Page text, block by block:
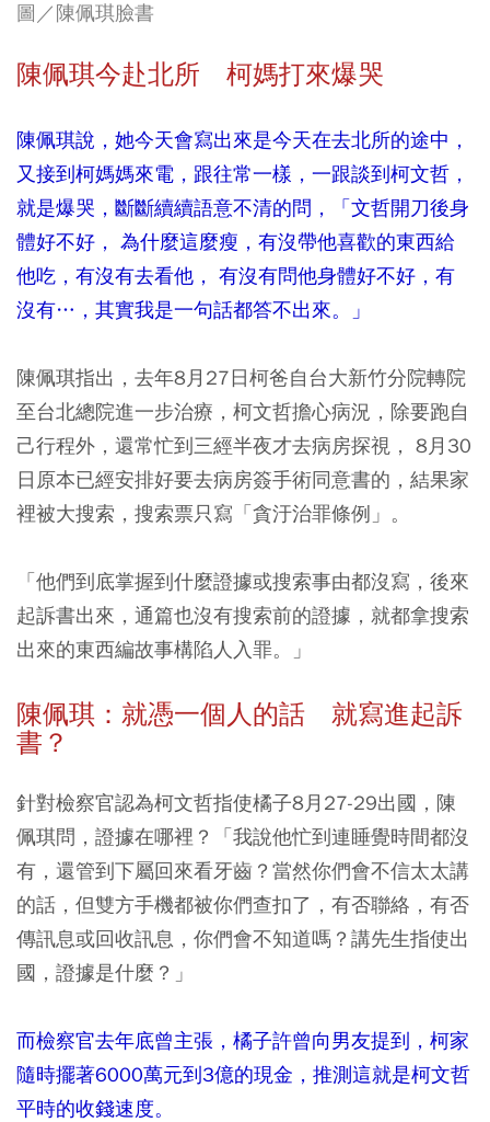
圖／陳佩琪臉書
陳佩琪今赴北所 柯媽打來爆哭
陳佩琪說，她今天會寫出來是今天在去北所的途中，
又接到柯媽媽來電，跟往常一樣，一跟談到柯文哲，
就是爆哭，斷斷續續語意不清的問，「文哲開刀後身
體好不好， 為什麼這麼瘦，有沒帶他喜歡的東西給
他吃，有沒有去看他， 有沒有問他身體好不好，有
沒有…，其實我是一句話都答不出來。」
陳佩琪指出，去年8月27日柯爸自台大新竹分院轉院
至台北總院進一步治療，柯文哲擔心病況，除要跑自
己行程外，還常忙到三經半夜才去病房探視， 8月30
日原本已經安排好要去病房簽手術同意書的，結果家
裡被大搜索，搜索票只寫「貪汙治罪條例」。
「他們到底掌握到什麼證據或搜索事由都沒寫，後來
起訴書出來，通篇也沒有搜索前的證據，就都拿搜索
出來的東西編故事構陷人入罪。」
陳佩琪：就憑一個人的話 就寫進起訴
書？
針對檢察官認為柯文哲指使橘子8月27-29出國，陳
佩琪問，證據在哪裡？「我說他忙到連睡覺時間都沒
有，還管到下屬回來看牙齒？當然你們會不信太太講
的話，但雙方手機都被你們查扣了，有否聯絡，有否
傳訊息或回收訊息，你們會不知道嗎？講先生指使出
國，證據是什麼？」
而檢察官去年底曾主張，橘子許曾向男友提到，柯家
隨時擺著6000萬元到3億的現金，推測這就是柯文哲
平時的收錢速度。